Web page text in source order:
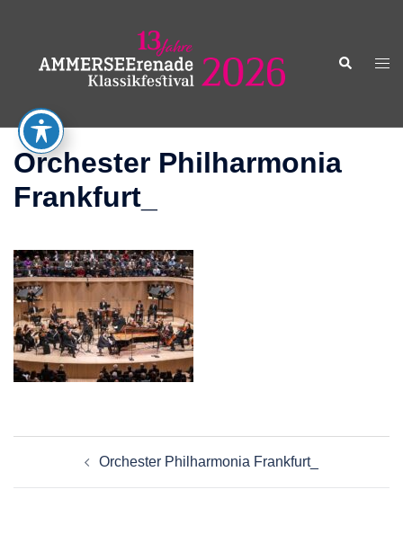
springen
Suche
Orchester Philharmonia
Frankfurt_
Orchester Philharmonia Frankfurt_